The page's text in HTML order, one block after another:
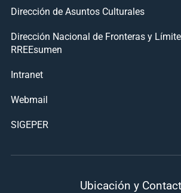
Dirección de Asuntos Culturales
Dirección Nacional de Fronteras y
RREEsumen
Intranet
Webmail
SIGEPER
Ubicación y